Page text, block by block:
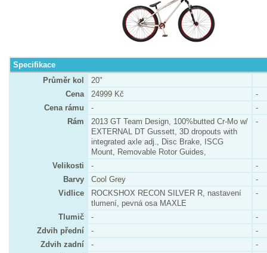
Specifikace
Průměr kol
20"
Cena
24999 Kč
-
Cena rámu
-
-
Rám
2013 GT Team Design, 100%butted Cr-Mo w/
EXTERNAL DT Gussett, 3D dropouts with
integrated axle adj., Disc Brake, ISCG
Mount, Removable Rotor Guides,
-
Velikosti -
-
Barvy
Cool Grey
-
Vidlice
ROCKSHOX RECON SILVER R, nastavení
tlumení, pevná osa MAXLE
-
Tlumič -
-
Zdvih přední
-
-
Zdvih zadní
-
-